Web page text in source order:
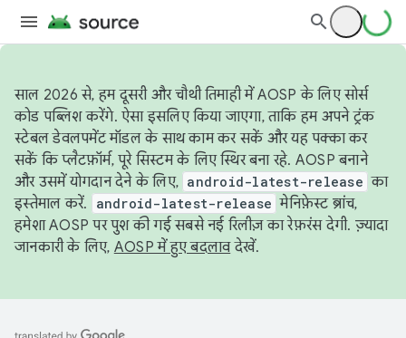
साल 2026 से, हम दूसरी और चौथी तिमाही में AOSP के लिए सोर्स
कोड पब्लिश करेंगे. ऐसा इसलिए किया जाएगा, ताकि हम अपने ट्रंक
स्टेबल डेवलपमेंट मॉडल के साथ काम कर सकें और यह पक्का कर
सकें कि प्लैटफ़ॉर्म, पूरे सिस्टम के लिए स्थिर बना रहे. AOSP बनाने
और उसमें योगदान देने के लिए, android-latest-release का
इस्तेमाल करें.
android-latest-release मेनिफ़ेस्ट ब्रांच,
हमेशा AOSP पर पुश की गई सबसे नई रिलीज़ का रेफ़रंस देगी. ज़्यादा
जानकारी के लिए, AOSP में हुए बदलावदेखें.